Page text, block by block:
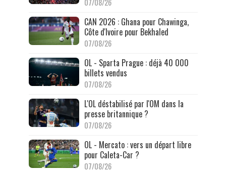
CAN 2026 : Ghana pour Chawinga,
Côte d'Ivoire pour Bekhaled
07/08/26
OL - Sparta Prague : déjà 40 000
billets vendus
07/08/26
L'OL déstabilisé par l'OM dans la
presse britannique ?
07/08/26
OL - Mercato : vers un départ libre
pour Caleta-Car ?
07/08/26